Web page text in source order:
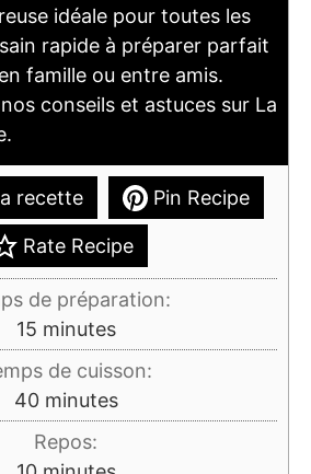
idéale pour toutes les
rapide à préparer parfait
famille ou entre amis.
conseils et astuces sur La
recette Pin Recipe
Rate Recipe
de préparation:
15minutes
minutes
de cuisson:
40minutes
minutes
Repos: